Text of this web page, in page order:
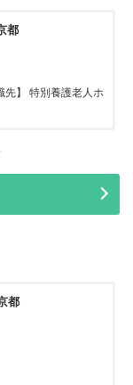
都
】 特別養護老人ホ
都